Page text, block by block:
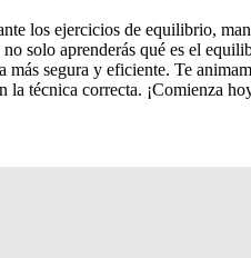
los ejercicios de equilibrio,
solo aprenderás qué es el
más segura y eficiente. Te
la técnica correcta. ¡Comienza